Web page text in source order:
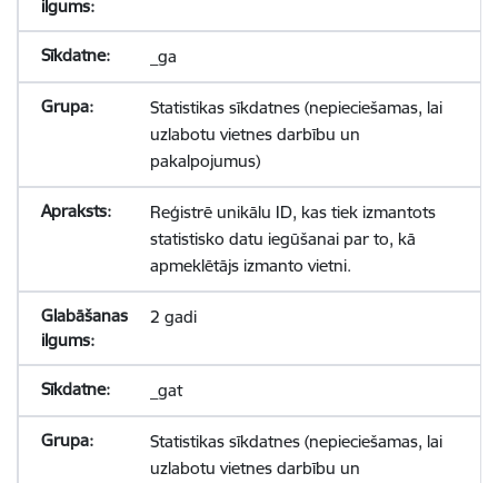
_ga
Statistikas sīkdatnes (nepieciešamas, lai
uzlabotu vietnes darbību un
pakalpojumus)
Reģistrē unikālu ID, kas tiek izmantots
statistisko datu iegūšanai par to, kā
apmeklētājs izmanto vietni.
2 gadi
_gat
Statistikas sīkdatnes (nepieciešamas, lai
uzlabotu vietnes darbību un